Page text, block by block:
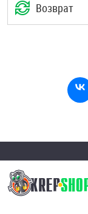
Возврат